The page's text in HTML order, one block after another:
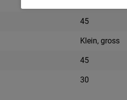
45
Klein, gross
45
30